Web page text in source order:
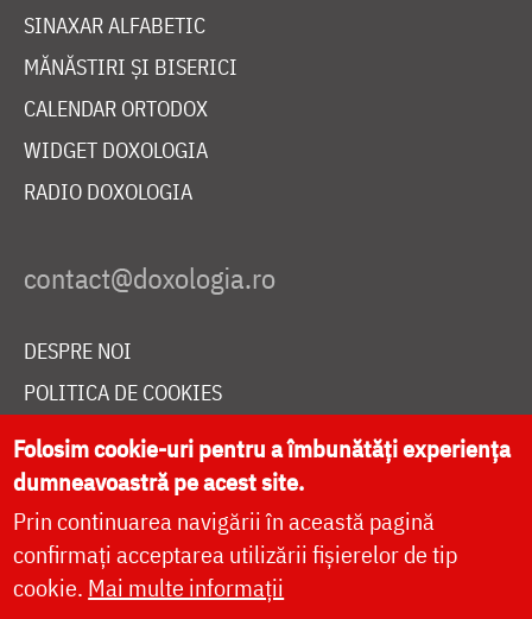
SINAXAR ALFABETIC
MĂNĂSTIRI ȘI BISERICI
CALENDAR ORTODOX
WIDGET DOXOLOGIA
RADIO DOXOLOGIA
DESPRE NOI
POLITICA DE COOKIES
DONEAZĂ ONLINE PENTRU CATEDRALA NAȚIONALĂ
LIVE
Folosim cookie-uri pentru a îmbunătăți experiența
dumneavoastră pe acest site.
Prin continuarea navigării în această pagină
confirmați acceptarea utilizării fișierelor de tip
cookie. Mai multe informații